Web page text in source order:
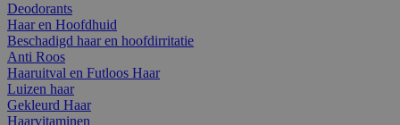
Deodorants
Haar en Hoofdhuid
Beschadigd haar en hoofdirritatie
Anti Roos
Haaruitval en Futloos Haar
Luizen haar
Gekleurd Haar
Haarvitaminen